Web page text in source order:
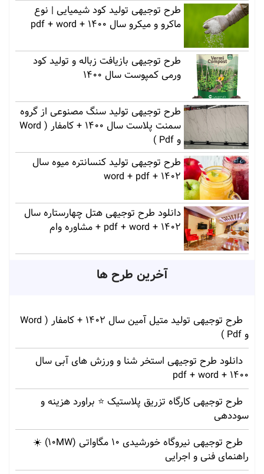
طرح توجیهی تولید کود شیمیایی | نوع
ماکرو و میکرو سال 1400 + pdf + word
طرح توجیهی بازیافت زباله و تولید کود
ورمی کمپوست سال 1400
طرح توجیهی تولید سنگ مصنوعی از گروه
سمنت پلاست سال 1400 + کامفار ( Word
و Pdf )
طرح توجیهی تولید کنسانتره میوه سال
1402 + word + pdf
دانلود طرح توجیهی هتل چهارستاره سال
1402 + pdf + word + مشاوره وام
آخرین طرح ها
طرح توجیهی تولید متیل آمین سال 1402 + کامفار ( Word
و Pdf )
دانلود طرح توجیهی استخر شنا و ورزش های آبی سال
1400 + pdf + word
طرح توجیهی کارگاه تزریق پلاستیک ⭐ براورد هزینه و
سوددهی
طرح توجیهی نیروگاه خورشیدی 10 مگاواتی (10MW) ☀️
راهنمای فنی و اجرایی